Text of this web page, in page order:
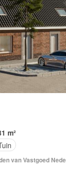
m²
van Vastgoed